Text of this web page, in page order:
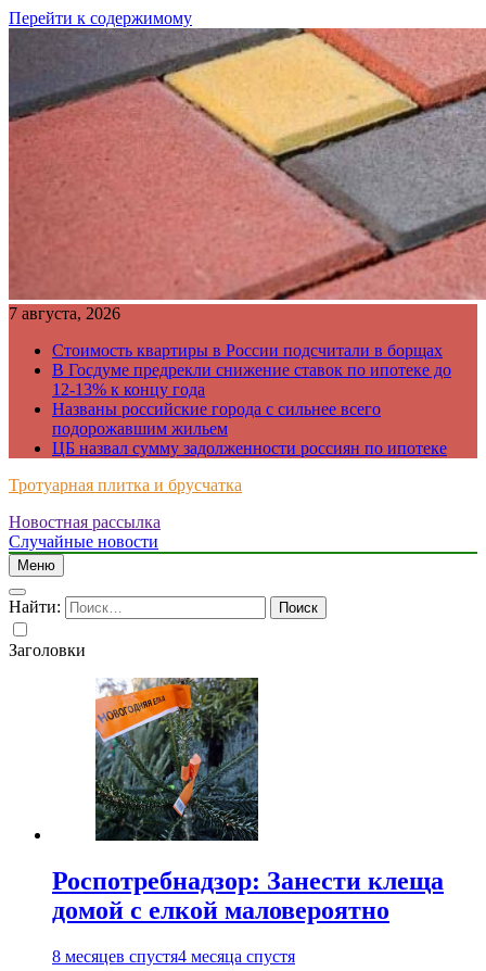
Перейти к содержимому
7 августа, 2026
Стоимость квартиры в России подсчитали в борщах
В Госдуме предрекли снижение ставок по ипотеке до
12-13% к концу года
Названы российские города с сильнее всего
подорожавшим жильем
ЦБ назвал сумму задолженности россиян по ипотеке
Тротуарная плитка и брусчатка
Just another WordPress site
Новостная рассылка
Случайные новости
Меню
Найти:
Заголовки
Роспотребнадзор: Занести клеща
домой с елкой маловероятно
8 месяцев спустя4 месяца спустя